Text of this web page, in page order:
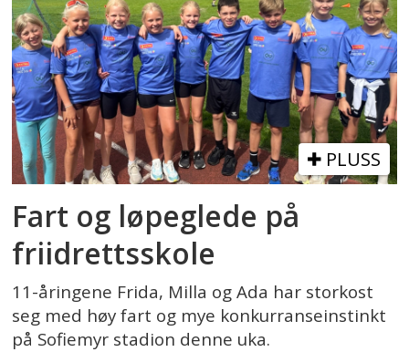
PLUSS
Fart og løpeglede på
friidrettsskole
11-åringene Frida, Milla og Ada har storkost
seg med høy fart og mye konkurranseinstinkt
på Sofiemyr stadion denne uka.